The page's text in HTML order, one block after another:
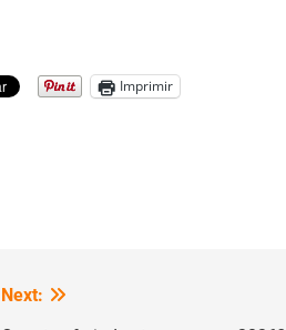
Imprimir
Next: